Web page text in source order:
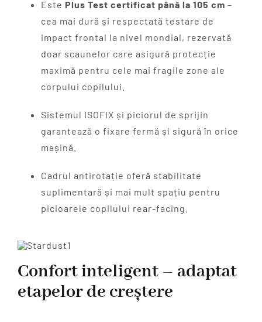
Este Plus Test certificat până la 105 cm –
cea mai dură și respectată testare de
impact frontal la nivel mondial, rezervată
doar scaunelor care asigură protecție
maximă pentru cele mai fragile zone ale
corpului copilului.
Sistemul ISOFIX și piciorul de sprijin
garantează o fixare fermă și sigură în orice
mașină.
Cadrul antirotație oferă stabilitate
suplimentară și mai mult spațiu pentru
picioarele copilului rear-facing.
Confort inteligent – adaptat
etapelor de creștere